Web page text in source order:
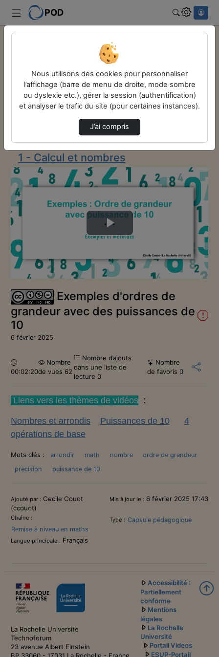
POD
Remise à niveau en maths
Exemples D'Ordres De Grandeur Avec Des Puiss…
Remise à niveau
en maths
Description de la chaîne
1 - Calcul et nombres
Lire
la
vidéo
Exemples d'ordres de
grandeur avec des puissances de
10
6 février 2025
Durée :
00:02:20
Nombre
de vues 62
Nombre d’ajouts
dans une liste de
lecture 0
Nombre
de favoris 0
Liens vers les thèmes de vidéos :
Nombres et arrondis Puissances de 10
4
opérations de base
Mots clés : arrondir math nombre
ordre de grandeur
precision
puissance de 10
Informations
Ajouté par : Cecile Couot
(ccouot)
Mis à jour le : 6 février 2025 17:43
Chaîne :
Remise à niveau en maths
Type : Capsule pédagogique
Langue principale : Français
La Rochelle Université
Technoforum
23 avenue Albert Einstein
Accessibilité :
Partiellement
conforme
Mentions
légales
La Rochelle
Université
Portail Videos
ESUP-Portail
Nous utilisons des cookies pour personnaliser
l’affichage (barre de menu de droite, mode sombre
ou dyslexie etc.), gérer la session (authentification)
et analyser le trafic du site (pour certaines instances).
J’ai compris